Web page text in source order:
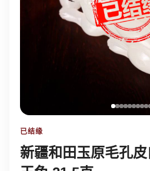
已结缘
新疆和田玉原毛孔